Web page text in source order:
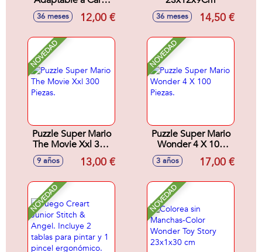
26x15x12Cm
36 meses 12,00 € 36 meses 14,50 €
NOVEDAD
Puzzle Super Mario
The Movie Xxl 300
Piezas.
9 años 13,00 €
NOVEDAD
Puzzle Super Mario
Wonder 4 X 100
Piezas.
3 años 17,00 €
NOVEDAD NOVEDAD